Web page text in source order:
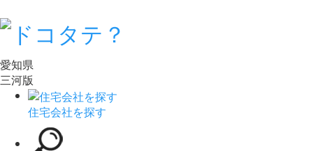
愛知県
三河版
住宅会社を探す